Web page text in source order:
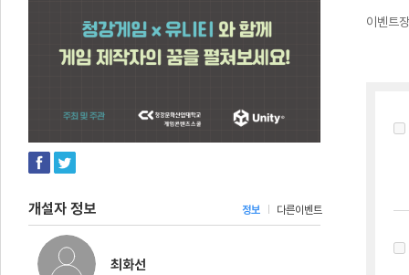
개설자 정보 정보 다른이벤트
최화선
이벤트